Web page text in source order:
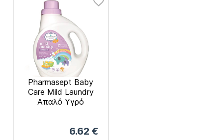
Pharmasept Baby
Care Mild Laundry
Απαλό Υγρό
6.62 €